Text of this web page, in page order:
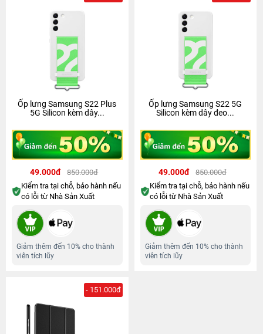
Ốp lưng Samsung S22 Plus
5G Silicon kèm dây...
49.000đ
850.000đ
Kiểm tra tại chỗ, bảo hành nếu
có lỗi từ Nhà Sản Xuất
Giảm thêm đến 10% cho thành
viên tích lũy
Ốp lưng Samsung S22 5G
Silicon kèm dây đeo...
49.000đ
850.000đ
Kiểm tra tại chỗ, bảo hành nếu
có lỗi từ Nhà Sản Xuất
Giảm thêm đến 10% cho thành
viên tích lũy
- 151.000đ